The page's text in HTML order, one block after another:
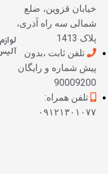
خیابان قزوین، ضلع
شمالی سه راه آذری،
پلاک 1413
تلفن ثابت ،بدون
پیش شماره و رایگان
90009200
تلفن همراه:
۰۹۱۲۱۳۰۱۰۷۷